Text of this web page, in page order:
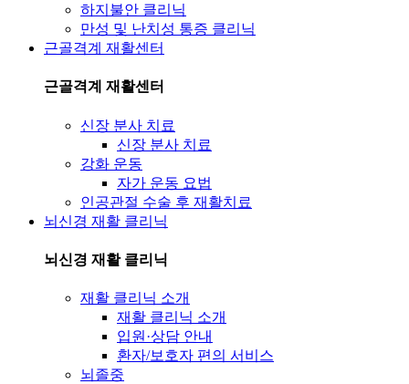
하지불안 클리닉
만성 및 난치성 통증 클리닉
근골격계 재활센터
근골격계 재활센터
신장 분사 치료
신장 분사 치료
강화 운동
자가 운동 요법
인공관절 수술 후 재활치료
뇌신경 재활 클리닉
뇌신경 재활 클리닉
재활 클리닉 소개
재활 클리닉 소개
입원·상담 안내
환자/보호자 편의 서비스
뇌졸중